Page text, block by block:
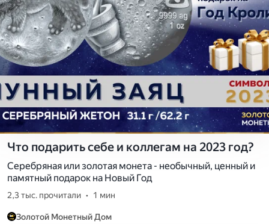
Что подарить себе и коллегам на 2023 год?
Серебряная или золотая монета - необычный, ценный и
памятный подарок на Новый Год
2,3 тыс. прочитали • 1 мин
Золотой Монетный Дом